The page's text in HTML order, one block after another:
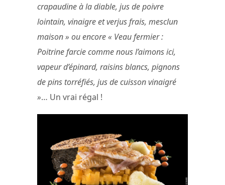
crapaudine à la diable, jus de poivre
lointain, vinaigre et verjus frais, mesclun
maison » ou encore « Veau fermier :
Poitrine farcie comme nous l’aimons ici,
vapeur d’épinard, raisins blancs, pignons
de pins torréfiés, jus de cuisson vinaigré
»… Un vrai régal !